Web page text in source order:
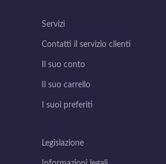
Servizi
Contatti il servizio clienti
Il suo conto
Il suo carrello
I suoi preferiti
Legislazione